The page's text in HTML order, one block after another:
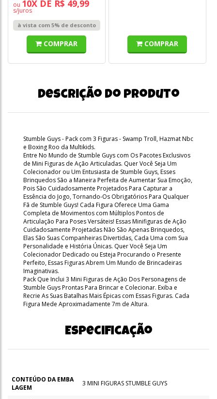
ou 10X DE R$ 49,99
s/juros
à vista com 5% de desconto
COMPRAR COMPRAR
Descrição do produto
Stumble Guys - Pack com 3 Figuras - Swamp Troll, Hazmat Nbc
e Boxing Roo da Multikids.
Entre No Mundo de Stumble Guys com Os Pacotes Exclusivos
de Mini Figuras de Ação Articuladas. Quer Você Seja Um
Colecionador ou Um Entusiasta de Stumble Guys, Esses
Brinquedos São a Maneira Perfeita de Aumentar Sua Emoção,
Pois São Cuidadosamente Projetados Para Capturar a
Essência do Jogo, Tornando-Os Obrigatórios Para Qualquer
Fã de Stumble Guys! Cada Figura Oferece Uma Gama
Completa de Movimentos com Múltiplos Pontos de
Articulação Para Poses Versáteis! Essas Minifiguras de Ação
Cuidadosamente Projetadas Não São Apenas Brinquedos,
Elas São Suas Companheiras Divertidas, Cada Uma com Sua
Personalidade e História Únicas. Quer Você Seja Um
Colecionador Dedicado ou Esteja Procurando o Presente
Perfeito, Essas Figuras Abrem Um Mundo de Brincadeiras
Imaginativas.
Pack Que Inclui 3 Mini Figuras de Ação Dos Personagens de
Stumble Guys Prontas Para Brincar e Colecionar. Exiba e
Recrie As Suas Batalhas Mais Épicas com Essas Figuras. Cada
Figura Mede Aproximadamente 7m de Altura.
Especificação
CONTEÚDO DA EMBA
LAGEM
3 MINI FIGURAS STUMBLE GUYS